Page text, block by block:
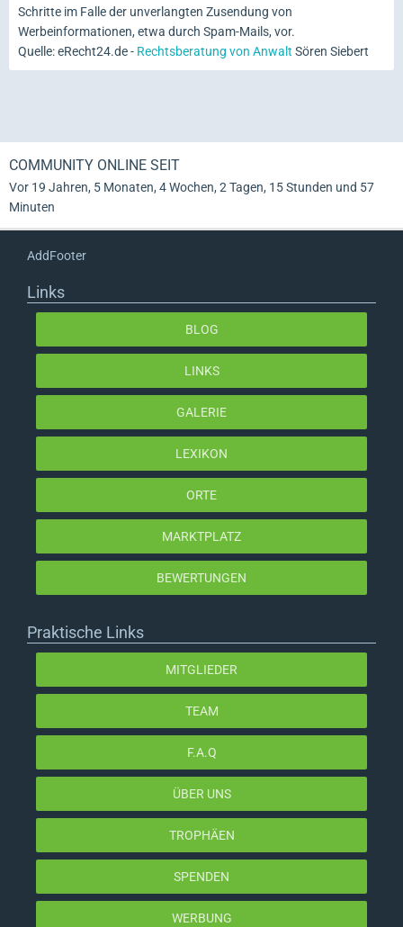
Schritte im Falle der unverlangten Zusendung von
Werbeinformationen, etwa durch Spam-Mails, vor.
Quelle: eRecht24.de - Rechtsberatung von Anwalt Sören Siebert
COMMUNITY ONLINE SEIT
Vor 19 Jahren, 5 Monaten, 4 Wochen, 2 Tagen, 15 Stunden und 57
Minuten
AddFooter
Links
BLOG
LINKS
GALERIE
LEXIKON
ORTE
MARKTPLATZ
BEWERTUNGEN
Praktische Links
MITGLIEDER
TEAM
F.A.Q
ÜBER UNS
TROPHÄEN
SPENDEN
WERBUNG